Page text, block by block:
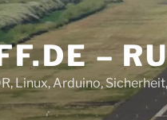
–
Linux, Arduino,